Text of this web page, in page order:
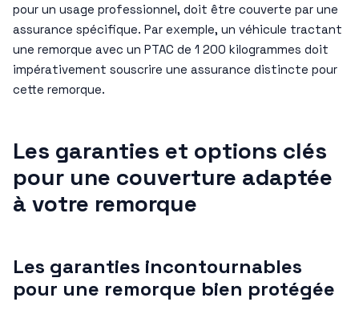
pour un usage professionnel, doit être couverte par une
assurance spécifique. Par exemple, un véhicule tractant
une remorque avec un PTAC de 1 200 kilogrammes doit
impérativement souscrire une assurance distincte pour
cette remorque.
Les garanties et options clés
pour une couverture adaptée
à votre remorque
Les garanties incontournables
pour une remorque bien protégée